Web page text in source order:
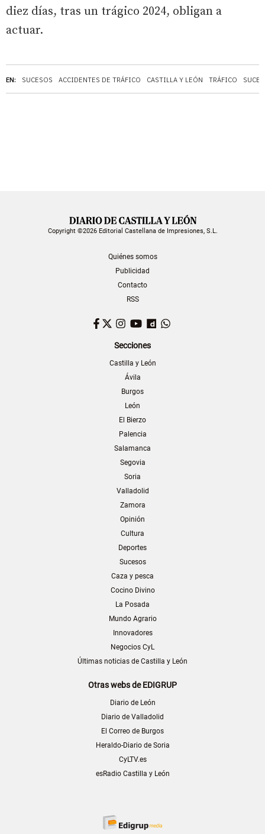
EN: SUCESOS ACCIDENTES DE TRÁFICO CASTILLA Y LEÓN TRÁFICO
diez días, tras un trágico 2024, obligan a
actuar.
Copyright ©2026 Editorial Castellana de Impresiones, S.L.
Quiénes somos
Publicidad
Contacto
RSS
Facebook
TwitterInstagram
YouTubeDailymotion
Secciones
Castilla y León
Ávila
Burgos
León
El Bierzo
Palencia
Salamanca
Segovia
Soria
Valladolid
Zamora
Opinión
Cultura
Deportes
Sucesos
Caza y pesca
Cocino Divino
La Posada
Mundo Agrario
Innovadores
Negocios CyL
Últimas noticias de Castilla y León
Otras webs de EDIGRUP
Diario de León
Diario de Valladolid
El Correo de Burgos
Heraldo-Diario de Soria
CyLTV.es
esRadio Castilla y León